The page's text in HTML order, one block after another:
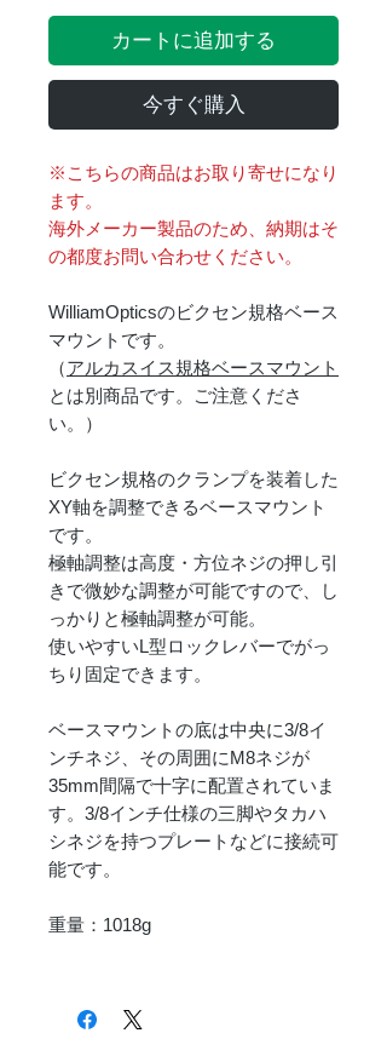
カートに追加する
今すぐ購入
※こちらの商品はお取り寄せになり
ます。
海外メーカー製品のため、納期はそ
の都度お問い合わせください。
WilliamOpticsのビクセン規格ベース
マウントです。
（アルカスイス規格ベースマウント
とは別商品です。ご注意くださ
い。）
ビクセン規格のクランプを装着した
XY軸を調整できるベースマウント
です。
極軸調整は高度・方位ネジの押し引
きで微妙な調整が可能ですので、し
っかりと極軸調整が可能。
使いやすいL型ロックレバーでがっ
ちり固定できます。
ベースマウントの底は中央に3/8イ
ンチネジ、その周囲にM8ネジが
35mm間隔で十字に配置されていま
す。3/8インチ仕様の三脚やタカハ
シネジを持つプレートなどに接続可
能です。
重量：1018g